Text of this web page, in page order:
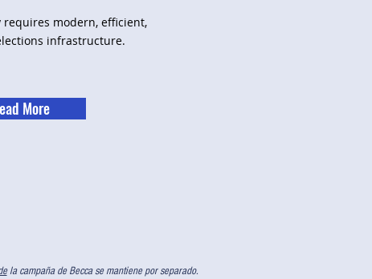
requires modern, efficient,
infrastructure.
More
la campaña de Becca se mantiene por separado.